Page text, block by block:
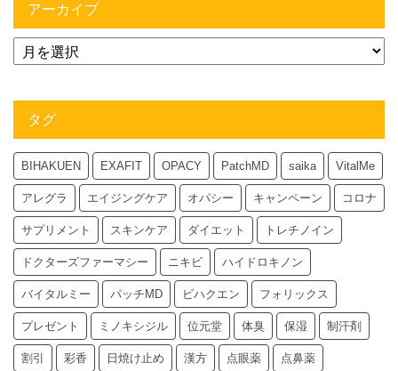
アーカイブ
タグ
BIHAKUEN EXAFIT OPACY PatchMD saika VitalMe
アレグラ エイジングケア オパシー キャンペーン コロナ
サプリメント スキンケア ダイエット トレチノイン
ドクターズファーマシー ニキビ ハイドロキノン
バイタルミー パッチMD ビハクエン フォリックス
プレゼント ミノキシジル 位元堂 体臭 保湿 制汗剤
割引 彩香 日焼け止め 漢方 点眼薬 点鼻薬